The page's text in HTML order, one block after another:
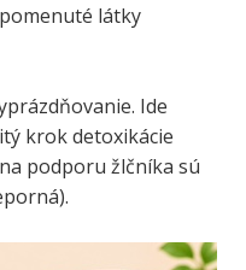
látky
Ide
krok detoxikácie
podporu žlčníka sú